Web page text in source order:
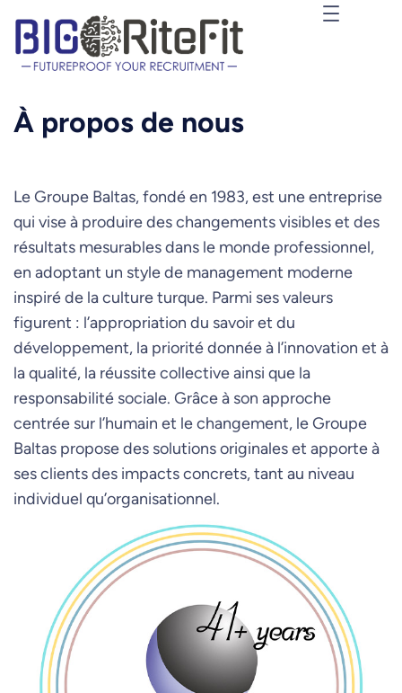
geç
À propos de nous
Le Groupe Baltas, fondé en 1983, est une entreprise
qui vise à produire des changements visibles et des
résultats mesurables dans le monde professionnel,
en adoptant un style de management moderne
inspiré de la culture turque. Parmi ses valeurs
figurent : l’appropriation du savoir et du
développement, la priorité donnée à l’innovation et à
la qualité, la réussite collective ainsi que la
responsabilité sociale. Grâce à son approche
centrée sur l’humain et le changement, le Groupe
Baltas propose des solutions originales et apporte à
ses clients des impacts concrets, tant au niveau
individuel qu’organisationnel.